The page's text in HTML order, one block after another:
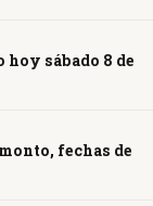
sábado 8 de
fechas de